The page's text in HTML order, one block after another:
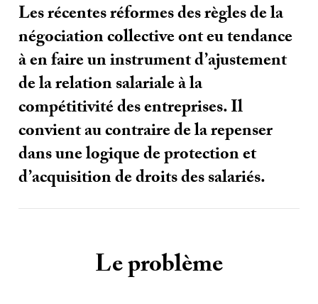
Les récentes réformes des règles de la
négociation collective ont eu tendance
à en faire un instrument d’ajustement
de la relation salariale à la
compétitivité des entreprises. Il
convient au contraire de la repenser
dans une logique de protection et
d’acquisition de droits des salariés.
Le problème